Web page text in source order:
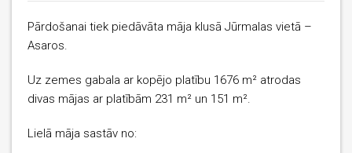
Pārdošanai tiek piedāvāta māja klusā Jūrmalas vietā –
Asaros.
Uz zemes gabala ar kopējo platību 1676 m² atrodas
divas mājas ar platībām 231 m² un 151 m².
Lielā māja sastāv no: